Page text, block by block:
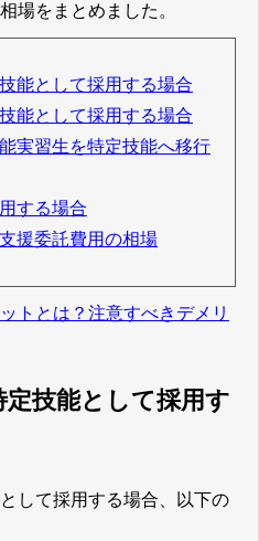
場をまとめました。
能として採用する場合
能として採用する場合
実習生を特定技能へ移行
する場合
援委託費用の相場
トとは？注意すべきデメリ
定技能として採用す
して採用する場合、以下の